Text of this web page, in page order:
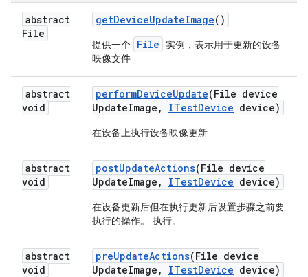
abstract
File
getDeviceUpdateImage()
提供一个 File
实例，表示用于更新的设备
映像文件
abstract
void
performDeviceUpdate(File device
UpdateImage , ITestDevice device)
在设备上执行设备映像更新
abstract
void
postUpdateActions(File device
UpdateImage , ITestDevice device)
在设备更新后但在执行更新后设置步骤之前要
执行的操作。 执行。
abstract
void
preUpdateActions(File device
UpdateImage , ITestDevice device)